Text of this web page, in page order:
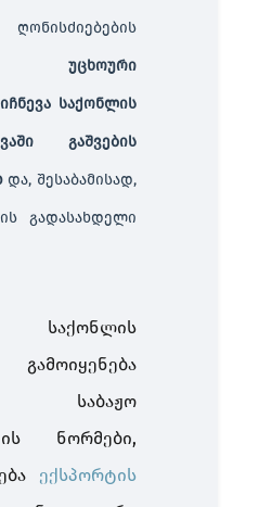
უცხოური
საქონლის
გაშვების
და, შესაბამისად,
გადასახდელი
საბაჟო
ნორმები,
ექსპორტის